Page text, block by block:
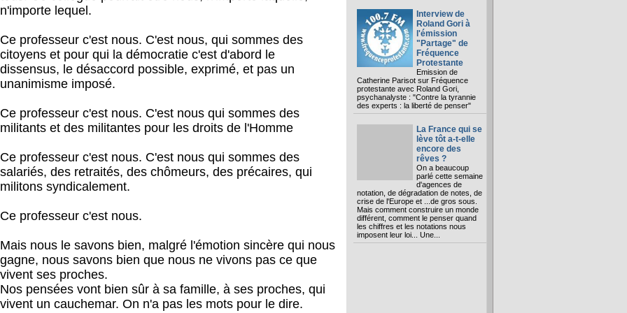
n'importe lequel.
Ce professeur c'est nous. C'est nous, qui sommes des
citoyens et pour qui la démocratie c'est d'abord le
dissensus, le désaccord possible, exprimé, et pas un
unanimisme imposé.
Ce professeur c'est nous. C'est nous qui sommes des
militants et des militantes pour les droits de l'Homme
Ce professeur c'est nous. C'est nous qui sommes des
salariés, des retraités, des chômeurs, des précaires, qui
militons syndicalement.
Ce professeur c'est nous.
Mais nous le savons bien, malgré l'émotion sincère qui nous
gagne, nous savons bien que nous ne vivons pas ce que
vivent ses proches.
Nos pensées vont bien sûr à sa famille, à ses proches, qui
vivent un cauchemar. On n'a pas les mots pour le dire.
Interview de
Roland Gori à
l'émission
"Partage" de
Fréquence
Protestante
Emission de
Catherine Parisot sur Fréquence
protestante avec Roland Gori,
psychanalyste : "Contre la tyrannie
des experts : la liberté de penser"
La France qui se
lève tôt a-t-elle
encore des
rêves ?
On a beaucoup
parlé cette semaine
d'agences de
notation, de dégradation de notes, de
crise de l'Europe et ...de gros sous.
Mais comment construire un monde
différent, comment le penser quand
les chiffres et les notations nous
imposent leur loi... Une...